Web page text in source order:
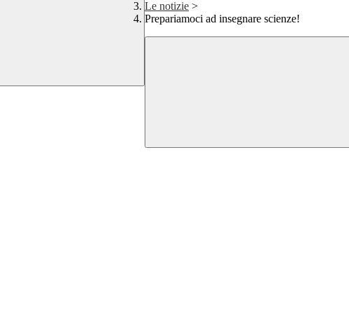
Le notizie >
Prepariamoci ad insegnare scienze!